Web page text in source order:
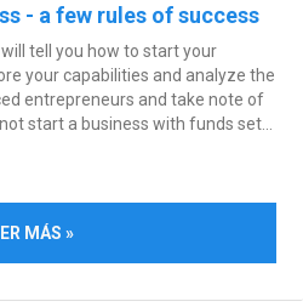
- a few rules of success
tell you how to start your
your capabilities and analyze the
entrepreneurs and take note of
start a business with funds set...
MÁS »